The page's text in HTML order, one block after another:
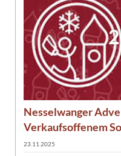
Nesselwanger
Verkaufsoffenem
23.11.2025